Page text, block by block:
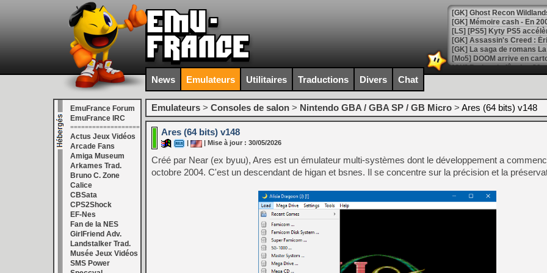
[Mo5] DOOM arrive en
[GK] Bethesda fête les 30
[GK] Roblox : l'action en
[GK] Agenda - GeForce
[GK] Devolver Digital en a
[LS] [PS5] ps5-y2jb-
[GK] Pourquoi Marvel
[GK] Test : Restory : Chill
[GK] GTA 6 : Rockstar
[GK] Hot Wheels Infinite
[GK] Mémoire cash -
[GK] Résultats Nintendo :
[GK] Déjà des
[Mo5] Brickboy cherche à
[GK] Minecraft et ses «
[GK] Beast of
News Emulateurs Utilitaires Traductions Divers Chat
EmuFrance Forum
EmuFrance IRC
===================
Actus Jeux Vidéos
Arcade Fans
Amiga Museum
Arkames Trad.
Bruno C. Zone
Calice
CBSata
CPS2Shock
EF-Nes
Fan de la NES
GirlFriend Adv.
Landstalker Trad.
Musée Jeux Vidéos
SMS Power
Emulateurs > Consoles de salon > Nintendo GBA / GBA SP / GB Micro > Ares (64 bits) v148
Ares (64 bits) v148
| Mise à jour : 30/05/2026
Créé par Near (ex byuu), Ares est un émulateur multi-systèmes dont le développement a
octobre 2004. C'est un descendant de higan et bsnes. Il se concentre sur la précision et la